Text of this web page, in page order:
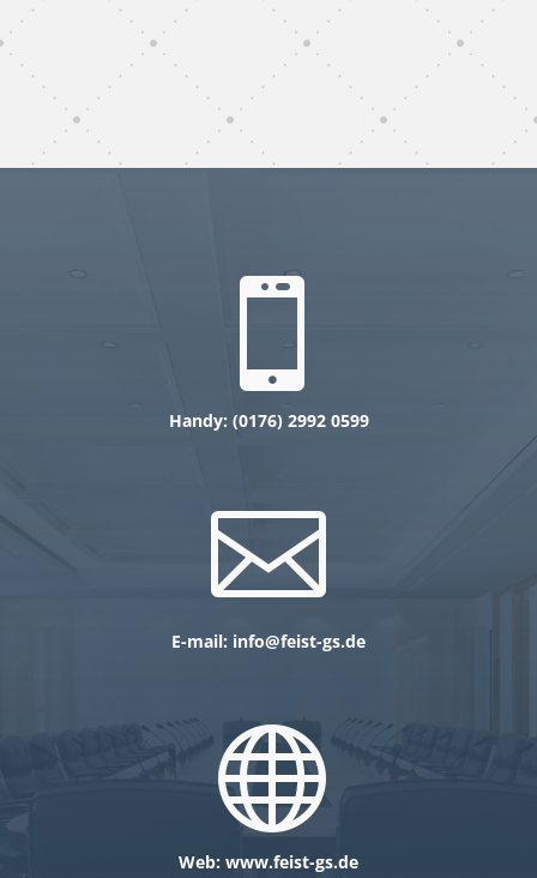
subunternehmer gebäudereinigung Bad
gebäudereinigung subunternehmer Bad
Krozingen

Handy: (0176) 2992 0599

E-mail: info@feist-gs.de

Web: www.feist-gs.de